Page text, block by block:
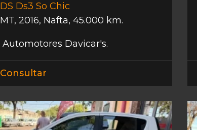
DS Ds3 So Chic
MT, 2016, Nafta, 45.000 km.
Automotores Davicar's.
Consultar